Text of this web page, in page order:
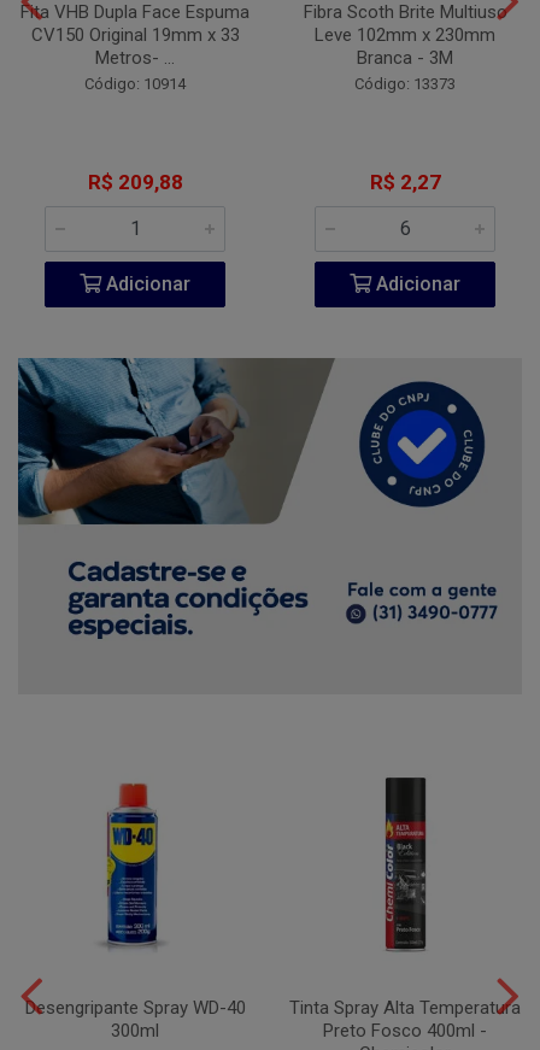
Fita VHB Dupla Face Espuma
CV150 Original 19mm x 33
Metros- ...
Código: 10914
R$ 209,88
Adicionar
Fibra Scoth Brite Multiuso
Leve 102mm x 230mm
Branca - 3M
Código: 13373
R$ 2,27
Adicionar
Desengripante Spray WD-40
300ml
Tinta Spray Alta Temperatura
Preto Fosco 400ml -